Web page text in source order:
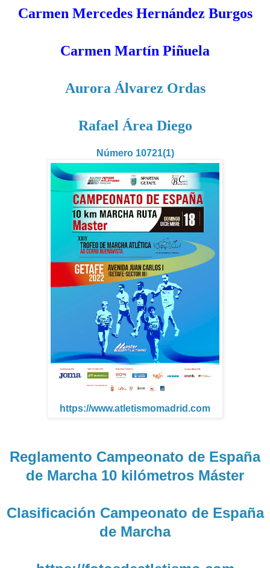
Carmen Mercedes Hernández Burgos
Carmen Martín Piñuela
Aurora Álvarez Ordas
Rafael Área Diego
Número 10721(1)
https://www.atletismomadrid.com
Reglamento Campeonato de España
de Marcha 10 kilómetros Máster
Clasificación Campeonato de España
de Marcha